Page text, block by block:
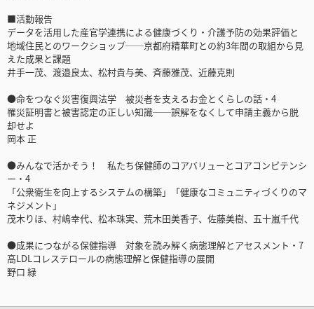
■活動報告
データを活用した産官学連携による健康づくり・介護予防の効果評価と
地域住民とのワークショップ──京都府精華町との約3年間の取組から見
えた成果と課題
井手一茂、渡邉良太、松村貴与美、斉藤雅茂、近藤克則
●命をつなぐ災害復興法学 被災者を支えるお金とくらしの話・4
罹災証明書と被害認定の正しい知識──誤解をなくして申請主義から脱
却せよ
岡本 正
●みんなで活かそう！ 私たち保健師のコアバリューとコアコンピテンシ
ー・4
「公衆衛生を向上するシステムの構築」「健康なコミュニティづくりのマ
ネジメント」
茂木りほ、村嶋幸代、松本珠実、荒木田美香子、佐藤美樹、五十嵐千代
●成果につながる保健指導 対象を読み解く病態理解とアセスメント・7
高LDLコレステロールの病態理解と保健指導の展開
野口 緑